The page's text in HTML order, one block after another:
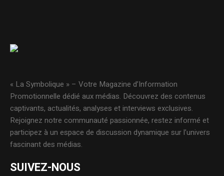
« La Symbolique » – Votre Magazine d’Information
Promotionnelle dédié aux médias. Découvrez des contenus
captivants, actualités, analyses et interviews exclusives.
Rejoignez notre communauté passionnée, restez informé et
participez à un espace de discussion dynamique sur l’univers
fascinant des médias.
SUIVEZ-NOUS